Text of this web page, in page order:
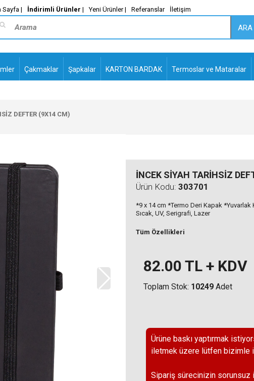
Sayfa | İndirimli Ürünler | Yeni Ürünler | Referanslar İletişim
ARA
Çakmaklar Şapkalar KARTON BARDAK Termoslar ve Mataralar
DEFTER (9X14 CM)
İNCEK SİYAH TARİHSİZ
Ürün Kodu: 303701
*9 x 14 cm *Termo Deri Kapak
Sıcak, UV, Serigrafi, Lazer
Tüm Özellikleri
82.00 TL + KDV
Toplam Stok: 10249 Adet
Ürüne baskı yaptırmak
iletmek üzere lütfen bizimle
Sipariş sürecinizin sorunsuz